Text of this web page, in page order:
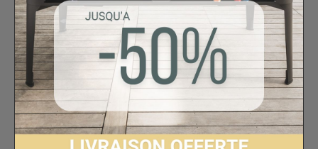
5 /5
Calculé à partir de avis client(s)
Trier l'affichage des avis :